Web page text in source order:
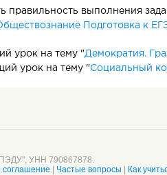
правильность выполнения
Подготовка к
урок на тему "Демократия.
урок на тему "Социальный
УНН 790867878.
соглашение
Частые вопросы Как